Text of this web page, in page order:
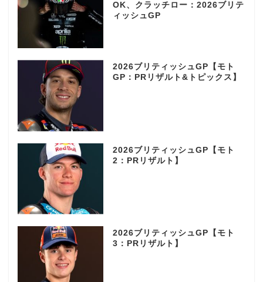
OK、クラッチロー：2026ブリテ
ィッシュGP
2026ブリティッシュGP【モト
GP：PRリザルト&トピックス】
2026ブリティッシュGP【モト
2：PRリザルト】
2026ブリティッシュGP【モト
3：PRリザルト】